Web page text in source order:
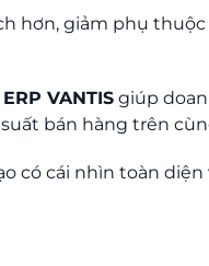
hơn, giảm phụ
VANTIS giúp
bán hàng trên
có cái nhìn toàn